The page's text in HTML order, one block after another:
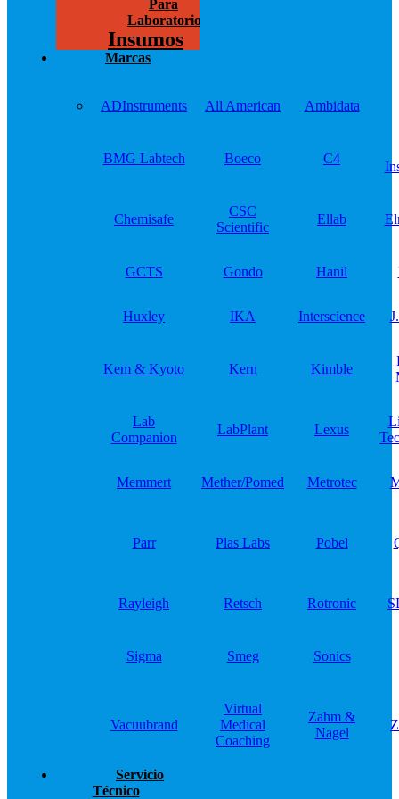
Para
Laboratorios
Insumos
Marcas
ADInstruments All American Ambidata
BMG Labtech Boeco C4
Chemisafe
CSC
Scientific
Ellab
GCTS Gondo Hanil
Huxley IKA Interscience
Kem & Kyoto Kern Kimble
Lab
Companion
LabPlant Lexus
Memmert Mether/Pomed Metrotec
Parr Plas Labs Pobel
Rayleigh Retsch Rotronic
Sigma Smeg Sonics
Vacuubrand
Virtual
Medical
Coaching
Zahm &
Nagel
Servicio
Técnico